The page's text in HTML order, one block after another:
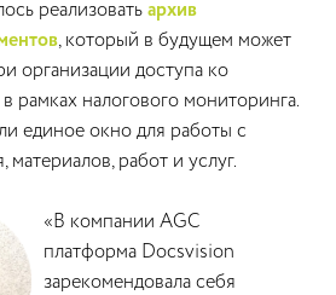
реализовать архив
, который в будущем может
организации доступа ко
рамках налогового мониторинга.
единое окно для работы с
работ и услуг.
«В компании AGC
платформа Docsvision
зарекомендовала себя